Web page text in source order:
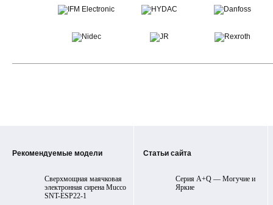
Рекомендуемые модели
Cверхмощная маячковая
электронная сирена Mucco
SNT-ESP22-1
Статьи сайта
Серия A+Q — Могучие и
Яркие